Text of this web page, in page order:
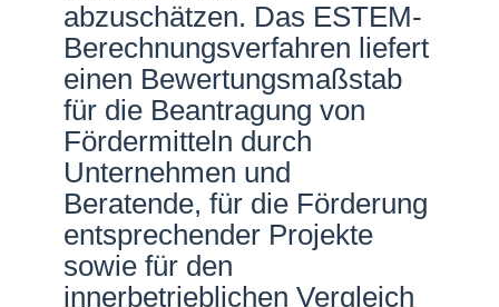
abzuschätzen. Das ESTEM-
Berechnungsverfahren liefert
einen Bewertungsmaßstab
für die Beantragung von
Fördermitteln durch
Unternehmen und
Beratende, für die Förderung
entsprechender Projekte
sowie für den
innerbetrieblichen Vergleich